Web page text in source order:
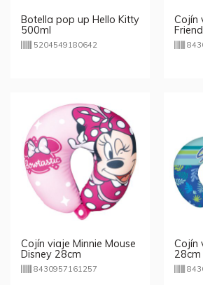
Botella pop up Hello Kitty
500ml
5204549180642
Cojín
Cojín viaje Minnie Mouse
Disney 28cm
8430957161257
Cojín
28cm